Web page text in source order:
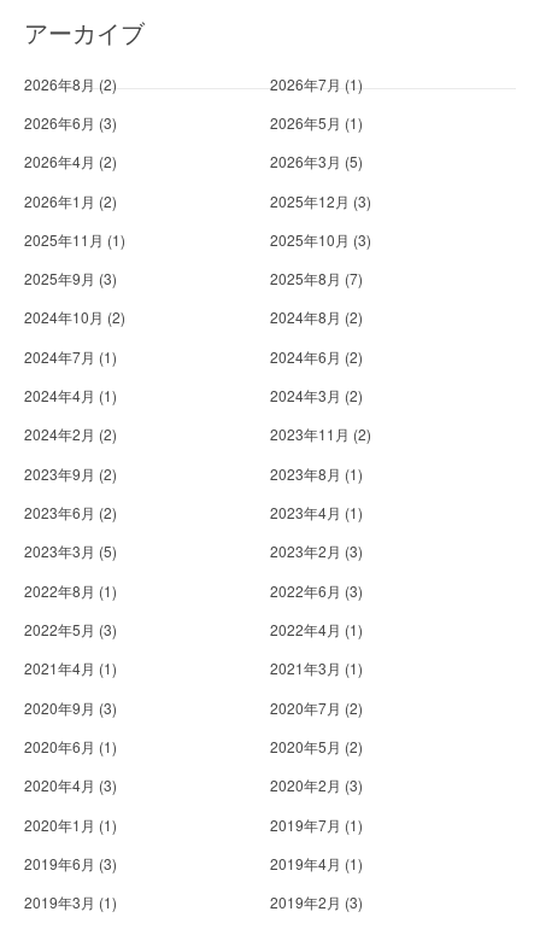
アーカイブ
2026年8月 (2) 2026年7月 (1)
2026年6月 (3) 2026年5月 (1)
2026年4月 (2) 2026年3月 (5)
2026年1月 (2) 2025年12月 (3)
2025年11月 (1) 2025年10月 (3)
2025年9月 (3) 2025年8月 (7)
2024年10月 (2) 2024年8月 (2)
2024年7月 (1) 2024年6月 (2)
2024年4月 (1) 2024年3月 (2)
2024年2月 (2) 2023年11月 (2)
2023年9月 (2) 2023年8月 (1)
2023年6月 (2) 2023年4月 (1)
2023年3月 (5) 2023年2月 (3)
2022年8月 (1) 2022年6月 (3)
2022年5月 (3) 2022年4月 (1)
2021年4月 (1) 2021年3月 (1)
2020年9月 (3) 2020年7月 (2)
2020年6月 (1) 2020年5月 (2)
2020年4月 (3) 2020年2月 (3)
2020年1月 (1) 2019年7月 (1)
2019年6月 (3) 2019年4月 (1)
2019年3月 (1) 2019年2月 (3)